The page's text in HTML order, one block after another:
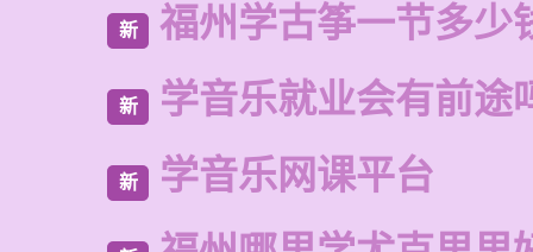
新 福州学古筝一节多少
新 学音乐就业会有前途
新 学音乐网课平台